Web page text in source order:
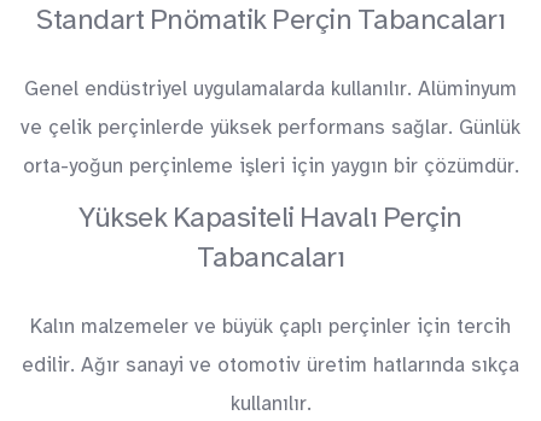
Standart Pnömatik Perçin Tabancaları
Genel endüstriyel uygulamalarda kullanılır. Alüminyum
ve çelik perçinlerde yüksek performans sağlar. Günlük
orta-yoğun perçinleme işleri için yaygın bir çözümdür.
Yüksek Kapasiteli Havalı Perçin
Tabancaları
Kalın malzemeler ve büyük çaplı perçinler için tercih
edilir. Ağır sanayi ve otomotiv üretim hatlarında sıkça
kullanılır.